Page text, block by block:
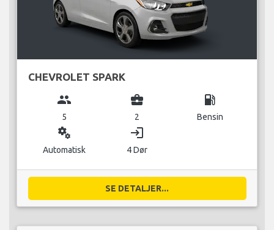
CHEVROLET SPARK
group
5
business_center
2
local_gas_station
Bensin
miscellaneous_services
Automatisk
login
4 Dør
SE DETALJER...